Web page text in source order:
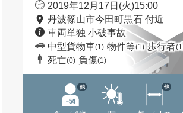
2019年12月17日(火)15:00
丹波篠山市今田町黒石 付近
車両単独 小破事故
中型貨物車(1) 物件等(1) 歩行者
死亡(0) 負傷(1)
他 他